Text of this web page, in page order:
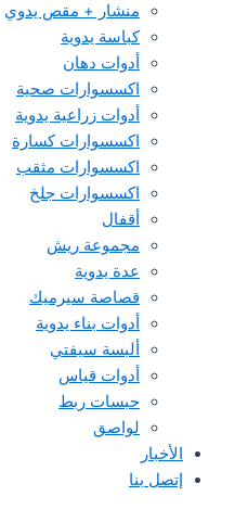
منشار + مقص يدوي
كباسة يدوية
أدوات دهان
اكسسوارات صحية
أدوات زراعية يدوية
اكسسوارات كسارة
اكسسوارات مثقب
اكسسوارات جلخ
أقفال
مجموعة ريش
عدة يدوية
قصاصة سيرميك
أدوات بناء يدوية
ألبسة سيفتي
أدوات قياس
حبسات ربط
لواصق
الأخبار
إتصل بنا